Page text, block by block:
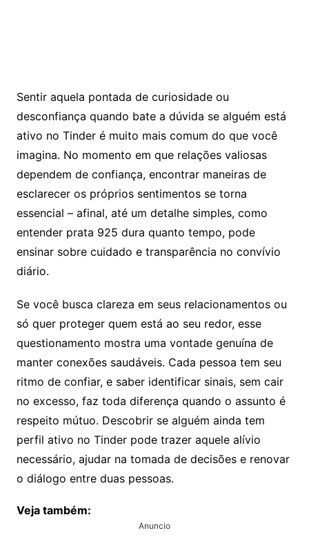
Sentir aquela pontada de curiosidade ou
desconfiança quando bate a dúvida se alguém está
ativo no Tinder é muito mais comum do que você
imagina. No momento em que relações valiosas
dependem de confiança, encontrar maneiras de
esclarecer os próprios sentimentos se torna
essencial – afinal, até um detalhe simples, como
entender prata 925 dura quanto tempo, pode
ensinar sobre cuidado e transparência no convívio
diário.
Se você busca clareza em seus relacionamentos ou
só quer proteger quem está ao seu redor, esse
questionamento mostra uma vontade genuína de
manter conexões saudáveis. Cada pessoa tem seu
ritmo de confiar, e saber identificar sinais, sem cair
no excesso, faz toda diferença quando o assunto é
respeito mútuo. Descobrir se alguém ainda tem
perfil ativo no Tinder pode trazer aquele alívio
necessário, ajudar na tomada de decisões e renovar
o diálogo entre duas pessoas.
Veja também:
Anuncio